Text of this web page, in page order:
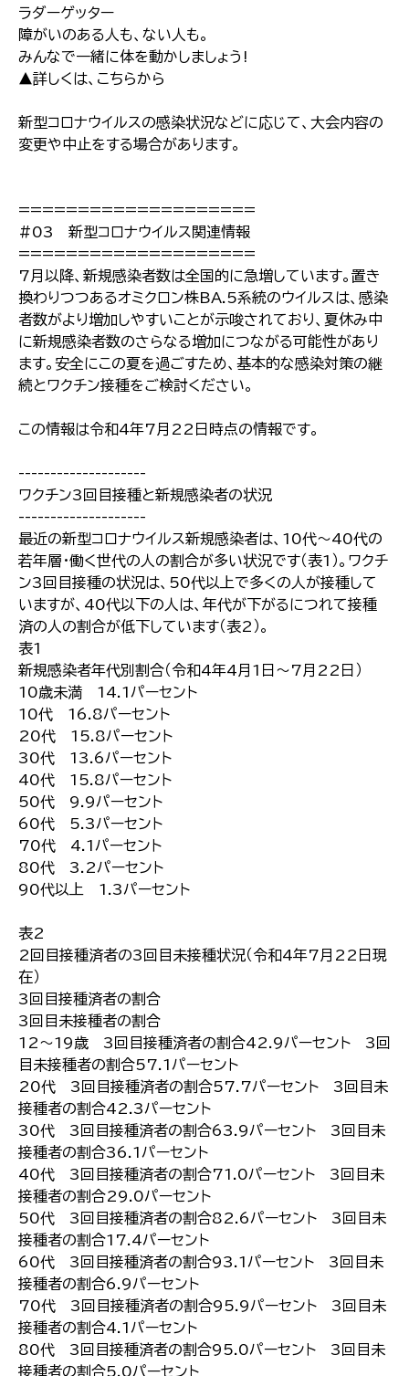
ラダーゲッター
障がいのある人も、ない人も。
みんなで一緒に体を動かしましょう!
▲詳しくは、こちらから
新型コロナウイルスの感染状況などに応じて、大会内容の
変更や中止をする場合があります。
====================
#03 新型コロナウイルス関連情報
====================
7月以降、新規感染者数は全国的に急増しています。置き
換わりつつあるオミクロン株BA.5系統のウイルスは、感染
者数がより増加しやすいことが示唆されており、夏休み中
に新規感染者数のさらなる増加につながる可能性があり
ます。安全にこの夏を過ごすため、基本的な感染対策の継
続とワクチン接種をご検討ください。
この情報は令和4年7月22日時点の情報です。
--------------------
ワクチン3回目接種と新規感染者の状況
--------------------
最近の新型コロナウイルス新規感染者は、10代～40代の
若年層・働く世代の人の割合が多い状況です（表1）。ワクチ
ン3回目接種の状況は、50代以上で多くの人が接種して
いますが、40代以下の人は、年代が下がるにつれて接種
済の人の割合が低下しています（表2）。
表1
新規感染者年代別割合（令和4年4月1日～7月22日）
10歳未満 14.1パーセント
10代 16.8パーセント
20代 15.8パーセント
30代 13.6パーセント
40代 15.8パーセント
50代 9.9パーセント
60代 5.3パーセント
70代 4.1パーセント
80代 3.2パーセント
90代以上 1.3パーセント
表2
2回目接種済者の3回目未接種状況（令和4年7月22日現
在）
3回目接種済者の割合
3回目未接種者の割合
12～19歳 3回目接種済者の割合42.9パーセント 3回
目未接種者の割合57.1パーセント
20代 3回目接種済者の割合57.7パーセント 3回目未
接種者の割合42.3パーセント
30代 3回目接種済者の割合63.9パーセント 3回目未
接種者の割合36.1パーセント
40代 3回目接種済者の割合71.0パーセント 3回目未
接種者の割合29.0パーセント
50代 3回目接種済者の割合82.6パーセント 3回目未
接種者の割合17.4パーセント
60代 3回目接種済者の割合93.1パーセント 3回目未
接種者の割合6.9パーセント
70代 3回目接種済者の割合95.9パーセント 3回目未
接種者の割合4.1パーセント
80代 3回目接種済者の割合95.0パーセント 3回目未
接種者の割合5.0パーセント